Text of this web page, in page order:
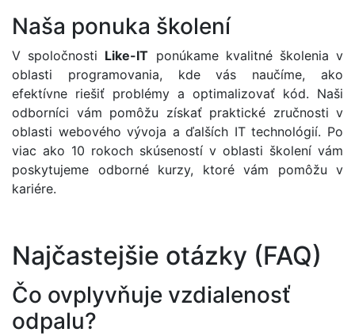
Naša ponuka školení
V spoločnosti Like-IT ponúkame kvalitné školenia v
oblasti programovania, kde vás naučíme, ako
efektívne riešiť problémy a optimalizovať kód. Naši
odborníci vám pomôžu získať praktické zručnosti v
oblasti webového vývoja a ďalších IT technológií. Po
viac ako 10 rokoch skúseností v oblasti školení vám
poskytujeme odborné kurzy, ktoré vám pomôžu v
kariére.
Najčastejšie otázky (FAQ)
Čo ovplyvňuje vzdialenosť
odpalu?